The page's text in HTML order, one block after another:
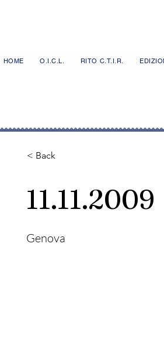
HOME O.I.C.L. RITO C.T.I.R.
< Back
11.11.2009
Genova